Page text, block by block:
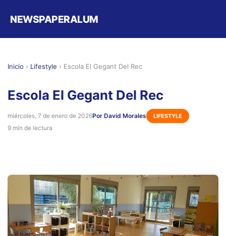
NEWSPAPERALUM
Inicio › Lifestyle › Escola El Gegant Del Rec
Escola El Gegant Del Rec
miércoles, 7 de enero de 2026Por David Morales LIFESTYLE
9 min de lectura